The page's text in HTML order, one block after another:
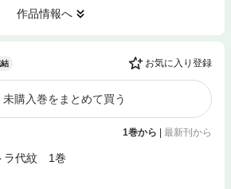
作品情報へ
お気に入り登録
未購入巻をまとめて買う
1巻から | 最新刊から
ラ代紋 1巻